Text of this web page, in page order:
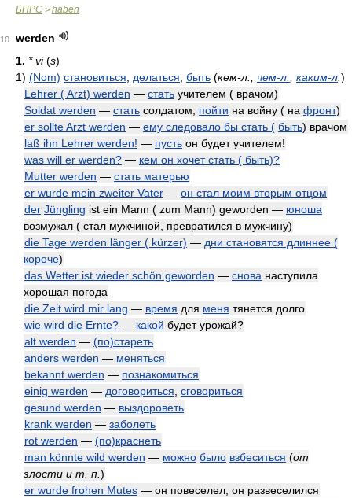
БНРС > haben
10
werden
1. * vi(s)
1) (Nom) становиться делаться быть (кем-л., чем-л. каким-л )
Lehrer ( Arzt) werden — стать учителем ( врачом)
Soldat werden — стать солдатом; пойти на войну ( на фронт)
er sollte Arzt werden — ему следовало бы стать ( быть) врачом
laß ihn Lehrer werden! — пусть он будет учителем!
was will er werden? — кем он хочет стать ( быть)?
Mutter werden — стать матерью
er wurde mein zweiter Vater — он стал моим вторым отцом
der Jüngling ist ein Mann ( zum Mann) geworden — юноша
возмужал ( стал мужчиной, превратился в мужчину)
die Tage werden länger ( kürzer) — дни становятся длиннее (
короче)
das Wetter ist wieder schön geworden — снова наступила
хорошая погода
die Zeit wird mir lang — время для меня тянется долго
wie wird die Ernte? — какой будет урожай?
alt werden — (по)стареть
anders werden — меняться
bekannt werden — познакомиться
einig werden — договориться сговориться
gesund werden — выздороветь
krank werden — заболеть
rot werden — (по)краснеть
man könnte wild werden — можно было взбеситься (от
злости и т. п. )
er wurde frohen Mutes — он повеселел, он развеселился